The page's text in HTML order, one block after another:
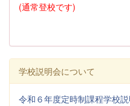
(通常登校です)
学校説明会について
令和６年度定時制課程学校